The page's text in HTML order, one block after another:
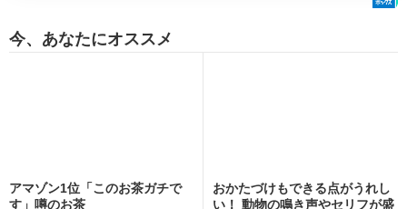
今、あなたにオススメ
アマゾン1位「このお茶ガチで
す」噂のお茶
おかたづけもできる点がうれし
い！ 動物の鳴き声やセリフが盛